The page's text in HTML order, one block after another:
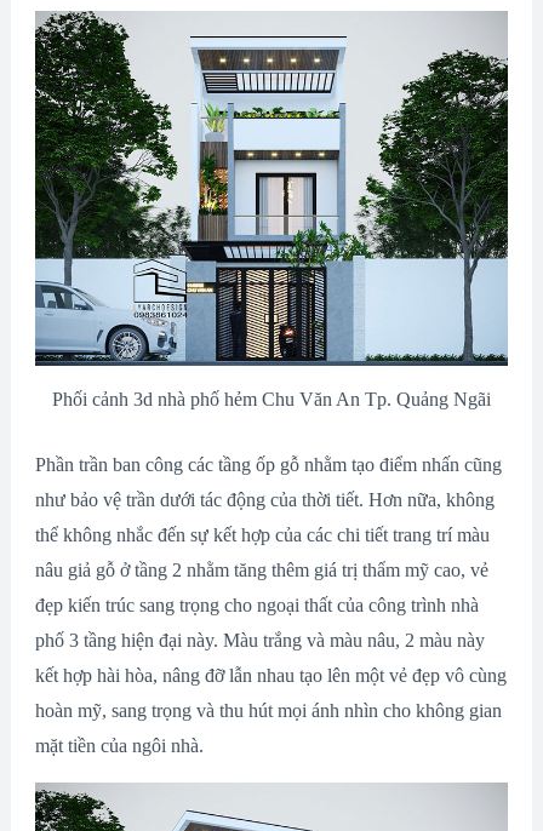
Phối cảnh 3d nhà phố hẻm Chu Văn An Tp. Quảng Ngãi
Phần trần ban công các tầng ốp gỗ nhằm tạo điểm nhấn cũng
như bảo vệ trần dưới tác động của thời tiết. Hơn nữa, không
thể không nhắc đến sự kết hợp của các chi tiết trang trí màu
nâu giả gỗ ở tầng 2 nhằm tăng thêm giá trị thẩm mỹ cao, vẻ
đẹp kiến trúc sang trọng cho ngoại thất của công trình nhà
phố 3 tầng hiện đại này. Màu trắng và màu nâu, 2 màu này
kết hợp hài hòa, nâng đỡ lẫn nhau tạo lên một vẻ đẹp vô cùng
hoàn mỹ, sang trọng và thu hút mọi ánh nhìn cho không gian
mặt tiền của ngôi nhà.